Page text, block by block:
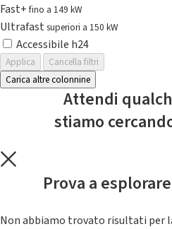
Fast+fino a 149 kW
Ultrafast superiori a 150 kW
Accessibile h24
Applica
Cancella filtri
Carica altre colonnine
Attendi
stiamo
Prova a
Non abbiamo trovato risultati per